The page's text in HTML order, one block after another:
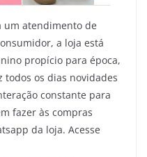
um atendimento de
a loja está
propício para época,
os dias novidades
constante para
fazer às compras
da loja. Acesse